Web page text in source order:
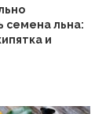
семена льна:
и